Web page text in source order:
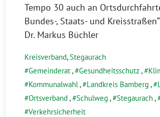
Tempo 30 auch an
Bundes-, Staats- und
Dr. Markus Büchler
Kreisverband,Stegaurach
Gemeinderat, Gesundheitsschutz ,
Kommunalwahl , Landkreis Bamberg ,
Ortsverband , Schulweg , Stegaurach,
Verkehrsicherheit